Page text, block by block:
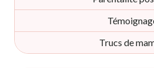
Trucs de